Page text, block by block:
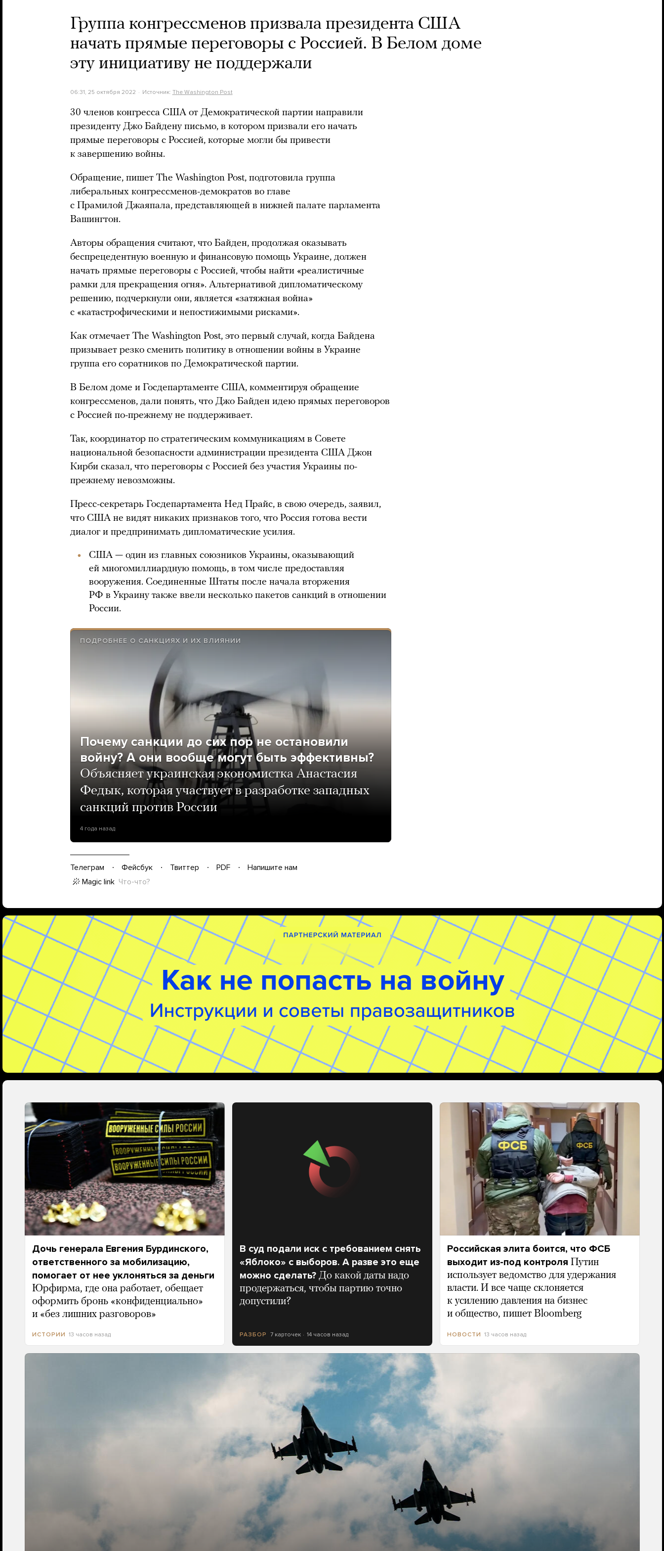
Группа конгрессменов призвала президента США
начать прямые переговоры с Россией. В Белом доме
эту инициативу не поддержали
06:31, 25 октября 2022 Источник: The Washington Post
30 членов конгресса США от Демократической партии направили
президенту Джо Байдену письмо, в котором призвали его начать
прямые переговоры с Россией, которые могли бы привести
к завершению войны.
Обращение, пишет The Washington Post, подготовила группа
либеральных конгрессменов-демократов во главе
с Прамилой Джаяпала, представляющей в нижней палате парламента
Вашингтон.
Авторы обращения считают, что Байден, продолжая оказывать
беспрецедентную военную и финансовую помощь Украине, должен
начать прямые переговоры с Россией, чтобы найти «реалистичные
рамки для прекращения огня». Альтернативой дипломатическому
решению, подчеркнули они, является «затяжная война»
с «катастрофическими и непостижимыми рисками».
Как отмечает The Washington Post, это первый случай, когда Байдена
призывает резко сменить политику в отношении войны в Украине
группа его соратников по Демократической партии.
В Белом доме и Госдепартаменте США, комментируя обращение
конгрессменов, дали понять, что Джо Байден идею прямых переговоров
с Россией по-прежнему не поддерживает.
Так, координатор по стратегическим коммуникациям в Совете
национальной безопасности администрации президента США Джон
Кирби сказал, что переговоры с Россией без участия Украины по-
прежнему невозможны.
Пресс-секретарь Госдепартамента Нед Прайс, в свою очередь, заявил,
что США не видят никаких признаков того, что Россия готова вести
диалог и предпринимать дипломатические усилия.
США — один из главных союзников Украины, оказывающий
ей многомиллиардную помощь, в том числе предоставляя
вооружения. Соединенные Штаты после начала вторжения
РФ в Украину также ввели несколько пакетов санкций в отношении
России.
ПОДРОБНЕЕ О САНКЦИЯХ И ИХ ВЛИЯНИИ
Почему санкции до сих пор не остановили
войну? А они вообще могут быть эффективны?
Объясняет украинская экономистка Анастасия
Федык, которая участвует в разработке западных
санкций против России
4 года назад
Телеграм Фейсбук Твиттер PDF
Напишите нам
Magic link Что-что?
Дочь генерала Евгения Бурдинского,
ответственного за мобилизацию,
помогает от нее уклоняться за деньги
Юрфирма, где она работает, обещает
оформить бронь «конфиденциально»
и «без лишних разговоров»
ИСТОРИИ 13 часов назад
В суд подали иск с требованием снять
«Яблоко» с выборов. А разве это еще
можно сделать? До какой даты надо
продержаться, чтобы партию точно
допустили?
РАЗБОР 7 карточек 14 часов назад
Российская элита боится, что ФСБ
выходит из-под контроля Путин
использует ведомство для удержания
власти. И все чаще склоняется
к усилению давления на бизнес
и общество, пишет Bloomberg
НОВОСТИ 13 часов назад